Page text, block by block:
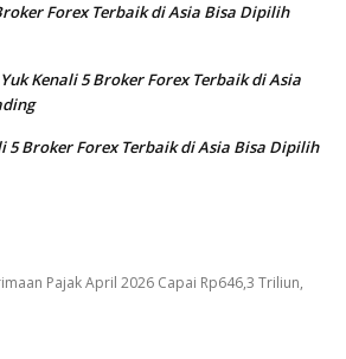
Forex Terbaik di Asia Bisa Dipilih
Yuk Kenali 5 Broker Forex Terbaik di Asia
5 Broker Forex Terbaik di Asia Bisa Dipilih